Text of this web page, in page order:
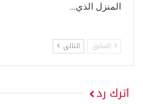
المنزل الذي…
السابق التالي
اترك رد